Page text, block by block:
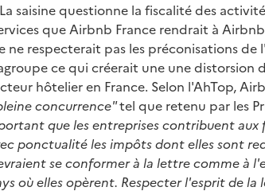
saisine questionne la fiscalité des
que Airbnb France rendrait à
ne respecterait pas les préconisations de
ce qui créerait une une distorsion
hôtelier en France. Selon l'AhTop,
concurrence"tel que retenu par les
que les entreprises contribuent aux
ponctualité les impôts dont elles sont
se conformer à la lettre comme à
où elles opèrent. Respecter l'esprit de